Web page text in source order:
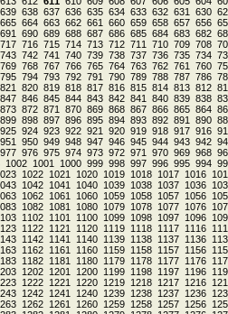
630
631
632
633
634
635
636
637
638
639
656
657
658
659
660
661
662
663
664
665
682
683
684
685
686
687
688
689
690
691
708
709
710
711
712
713
714
715
716
717
734
735
736
737
738
739
740
741
742
743
760
761
762
763
764
765
766
767
768
769
786
787
788
789
790
791
792
793
794
795
812
813
814
815
816
817
818
819
820
821
838
839
840
841
842
843
844
845
846
847
864
865
866
867
868
869
870
871
872
873
890
891
892
893
894
895
896
897
898
899
916
917
918
919
920
921
922
923
924
925
942
943
944
945
946
947
948
949
950
951
968
969
970
971
972
973
974
975
976
977
994
995
996
997
998
999
1000
1001
1002
1016
1017
1018
1019
1020
1021
1022
1036
1037
1038
1039
1040
1041
1042
1056
1057
1058
1059
1060
1061
1062
1076
1077
1078
1079
1080
1081
1082
1096
1097
1098
1099
1100
1101
1102
1116
1117
1118
1119
1120
1121
1122
1136
1137
1138
1139
1140
1141
1142
1156
1157
1158
1159
1160
1161
1162
1176
1177
1178
1179
1180
1181
1182
1196
1197
1198
1199
1200
1201
1202
1216
1217
1218
1219
1220
1221
1222
1236
1237
1238
1239
1240
1241
1242
1256
1257
1258
1259
1260
1261
1262